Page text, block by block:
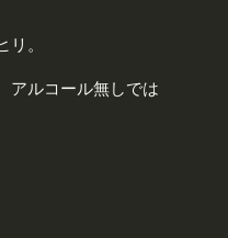
。
アルコール無しでは